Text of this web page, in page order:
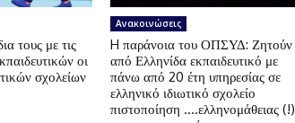
τους με τις
οι
σχολείων
Ανακοινώσεις
H παράνοια του ΟΠΣΥΔ: Ζητούν
από Ελληνίδα εκπαιδευτικό με
πάνω από 20 έτη υπηρεσίας σε
ελληνικό ιδιωτικό σχολείο
πιστοποίηση ….ελληνομάθειας (!)